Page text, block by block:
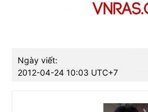
Ngày viết:
2012-04-24 10:03 UTC+7